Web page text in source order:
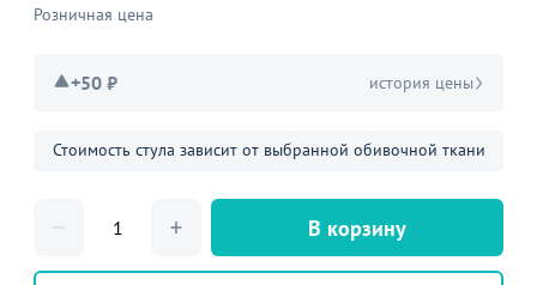
Розничная цена
+50 ₽ история цены
Стоимость стула зависит от выбранной обивочной ткани
В корзину